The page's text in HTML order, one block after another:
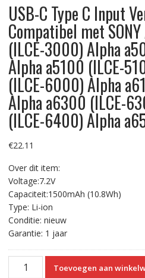
USB-C Type C Input
Compatibel met
(ILCE-3000) Alpha
Alpha a5100 (ILCE-
(ILCE-6000) Alpha
Alpha a6300 (ILCE-
(ILCE-6400) Alpha
€22.11
Over dit item:
Voltage:7.2V
Capaciteit:1500mAh (10.8Wh)
Type: Li-ion
Conditie: nieuw
Garantie: 1 jaar
USB-
Toevoegen aan